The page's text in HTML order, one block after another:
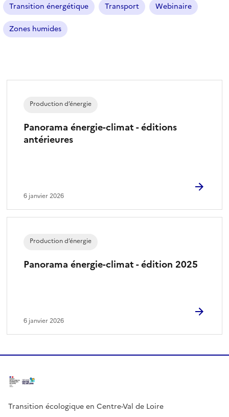
Transition énergétique Transport Webinaire
Zones humides
Panorama énergie-climat - éditions
antérieures
Production d’énergie
6 janvier 2026
Panorama énergie-climat - édition 2025
Production d’énergie
6 janvier 2026
Transition écologique en Centre-Val de Loire